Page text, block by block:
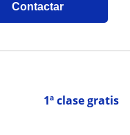
Contactar
1ª clase gratis